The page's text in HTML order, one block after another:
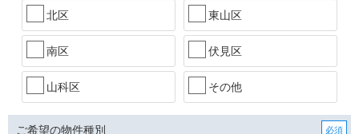
北区 東山区
南区 伏見区
山科区 その他
ご希望の物件種別